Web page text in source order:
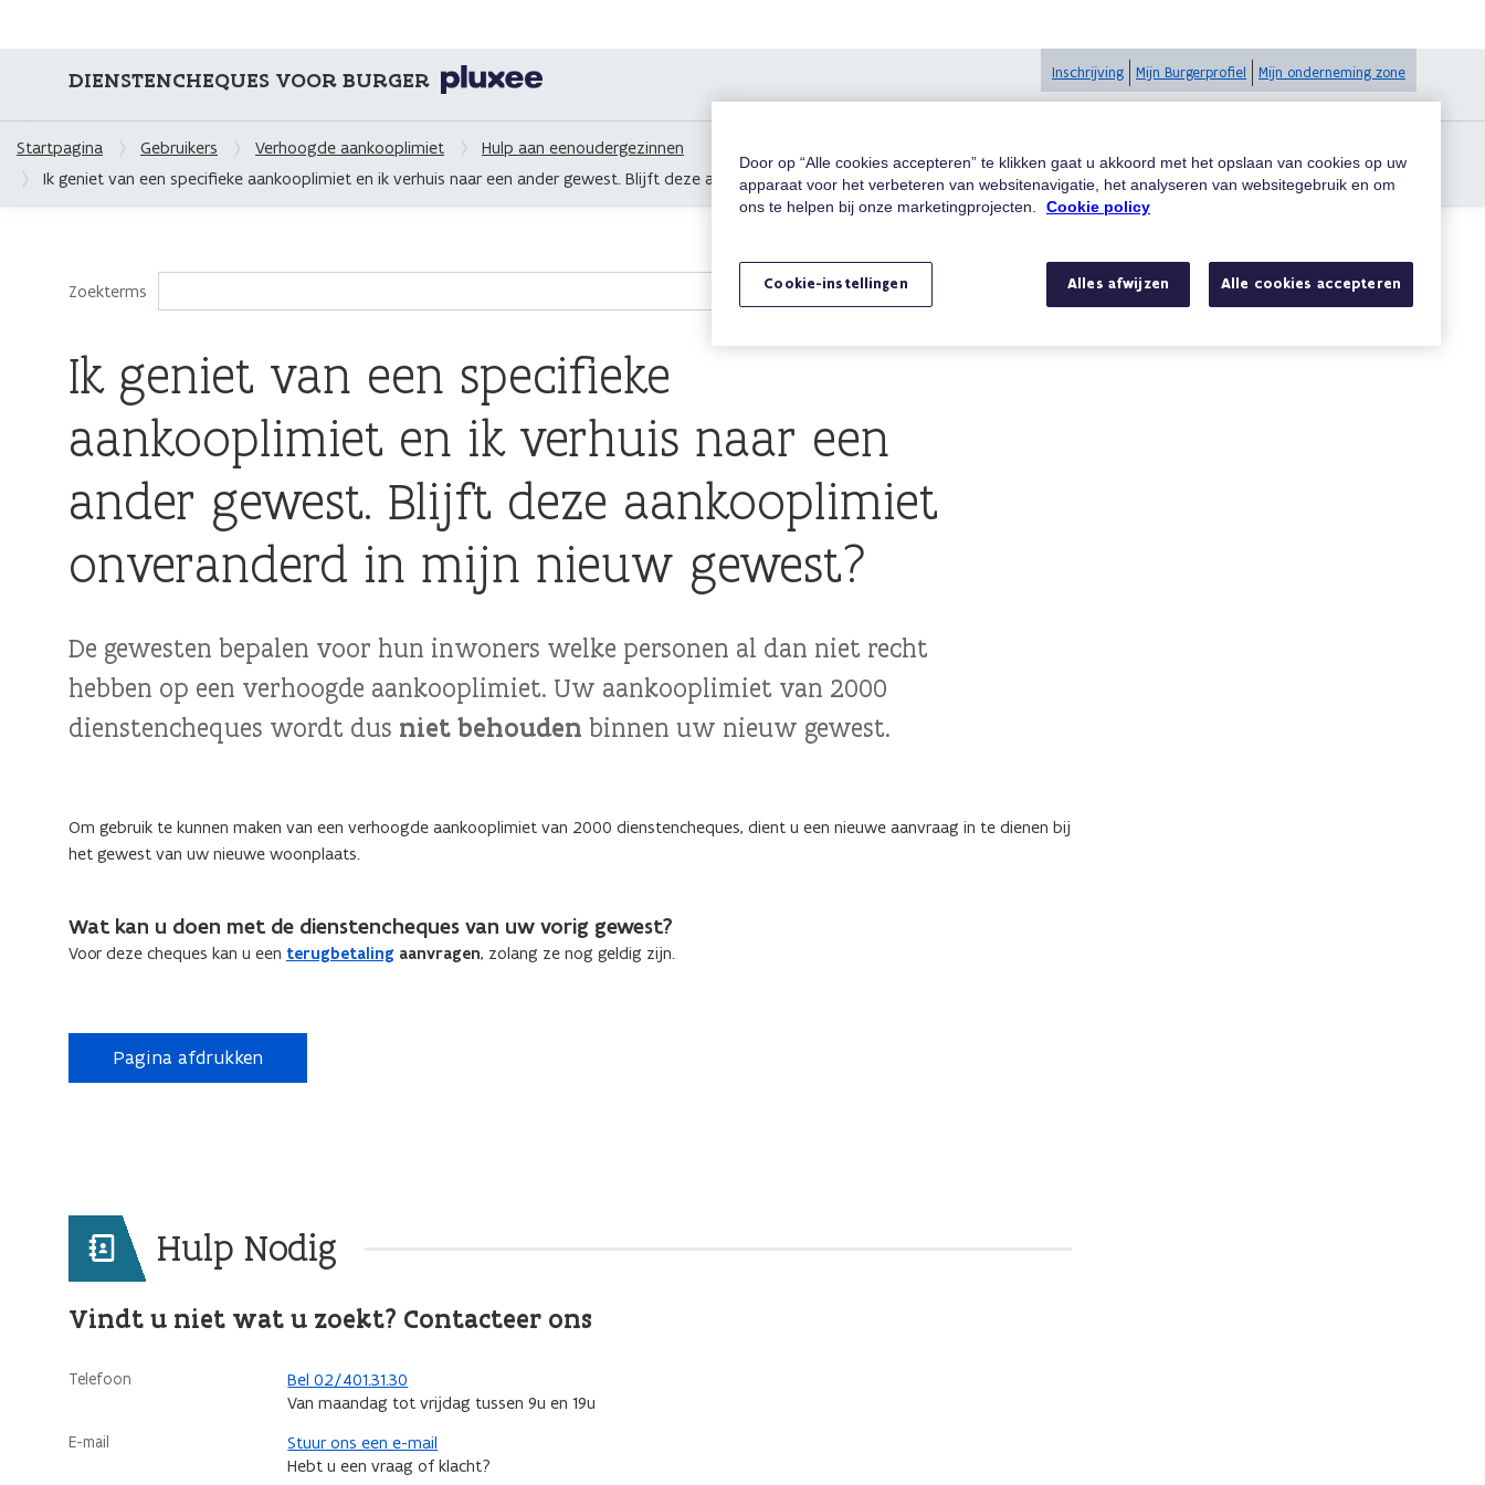
DIENSTENCHEQUES VOOR BURGER Inschrijving Mijn Burgerprofiel Mijn onderneming zone
Startpagina Gebruikers Verhoogde aankooplimiet
Hulp aan eenoudergezinnen
Ik geniet van een specifieke aankooplimiet en ik verhuis naar een ander gewest. Blijft deze aankooplimiet onveranderd in mijn nieuw gewest?
Zoekterms Zoeken
Ik geniet van een specifieke
aankooplimiet en ik verhuis naar een
ander gewest. Blijft deze aankooplimiet
onveranderd in mijn nieuw gewest?
De gewesten bepalen voor hun inwoners welke personen al dan niet recht
hebben op een verhoogde aankooplimiet. Uw aankooplimiet van 2000
dienstencheques wordt dus niet behouden binnen uw nieuw gewest.
Om gebruik te kunnen maken van een verhoogde aankooplimiet van 2000 dienstencheques, dient u een nieuwe aanvraag in te dienen bij
het gewest van uw nieuwe woonplaats.
Wat kan u doen met de dienstencheques van uw vorig gewest?
Voor deze cheques kan u een terugbetaling aanvragen, zolang ze nog geldig zijn.
Pagina afdrukken
Hulp Nodig
Vindt u niet wat u zoekt? Contacteer ons
Telefoon
Bel 02/401.31.30
Van maandag tot vrijdag tussen 9u en 19u
E-mail
Stuur ons een e-mail
Hebt u een vraag of klacht?
Door op “Alle cookies accepteren” te klikken gaat u akkoord met het opslaan van cookies op uw
apparaat voor het verbeteren van websitenavigatie, het analyseren van websitegebruik en om
ons te helpen bij onze marketingprojecten.
Cookie policy
Alles afwijzen Alle cookies accepteren
Cookie-instellingen